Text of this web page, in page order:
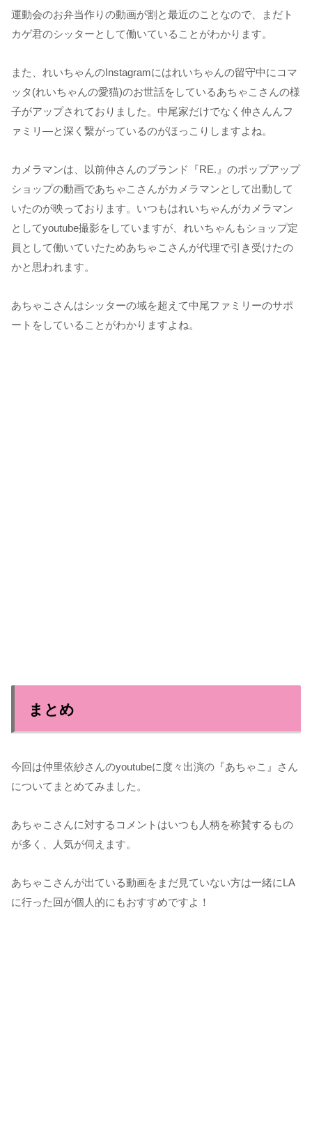
運動会のお弁当作りの動画が割と最近のことなので、まだト
カゲ君のシッターとして働いていることがわかります。
また、れいちゃんのInstagramにはれいちゃんの留守中にコマ
ッタ(れいちゃんの愛猫)のお世話をしているあちゃこさんの様
子がアップされておりました。中尾家だけでなく仲さんんフ
ァミリ―と深く繋がっているのがほっこりしますよね。
カメラマンは、以前仲さんのブランド『RE.』のポップアップ
ショップの動画であちゃこさんがカメラマンとして出動して
いたのが映っております。いつもはれいちゃんがカメラマン
としてyoutube撮影をしていますが、れいちゃんもショップ定
員として働いていたためあちゃこさんが代理で引き受けたの
かと思われます。
あちゃこさんはシッターの域を超えて中尾ファミリーのサポ
ートをしていることがわかりますよね。
まとめ
今回は仲里依紗さんのyoutubeに度々出演の『あちゃこ』さん
についてまとめてみました。
あちゃこさんに対するコメントはいつも人柄を称賛するもの
が多く、人気が伺えます。
あちゃこさんが出ている動画をまだ見ていない方は一緒にLA
に行った回が個人的にもおすすめですよ！